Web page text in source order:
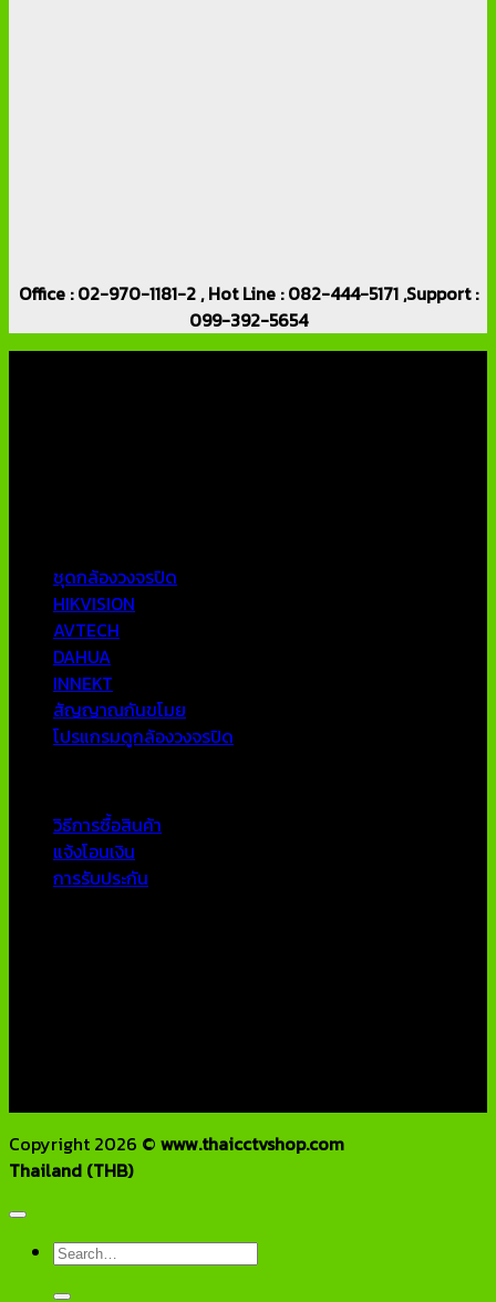
Office : 02-970-1181-2 , Hot Line : 082-444-5171 ,Support :
099-392-5654
ชุดกล้องวงจรปิด
HIKVISION
AVTECH
DAHUA
INNEKT
สัญญาณกันขโมย
โปรแกรมดูกล้องวงจรปิด
วิธีการซื้อสินค้า
แจ้งโอนเงิน
การรับประกัน
Copyright 2026 © www.thaicctvshop.com
Thailand (THB)
Search